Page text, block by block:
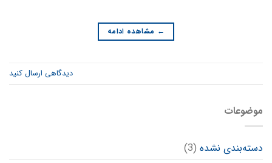
← مشاهده ادامه
دیدگاهی ارسال کنید
موضوعات
دسته‌بندی نشده (3)